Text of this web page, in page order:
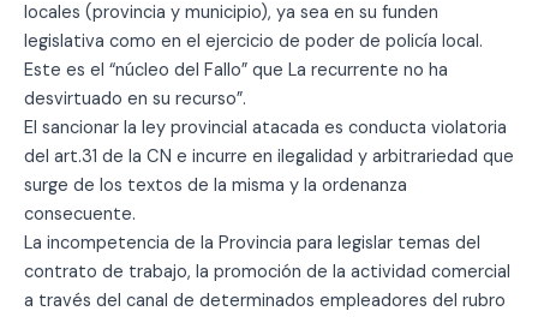
locales (provincia y municipio), ya sea en su funden
legislativa como en el ejercicio de poder de policía local.
Este es el “núcleo del Fallo” que La recurrente no ha
desvirtuado en su recurso”.
El sancionar la ley provincial atacada es conducta violatoria
del art.31 de la CN e incurre en ilegalidad y arbitrariedad que
surge de los textos de la misma y la ordenanza
consecuente.
La incompetencia de la Provincia para legislar temas del
contrato de trabajo, la promoción de la actividad comercial
a través del canal de determinados empleadores del rubro